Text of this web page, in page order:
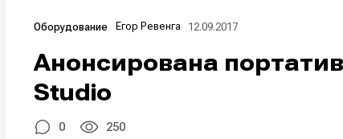
Оборудование Егор Ревенга 12.09.2017
Анонсирована
Studio
0 250